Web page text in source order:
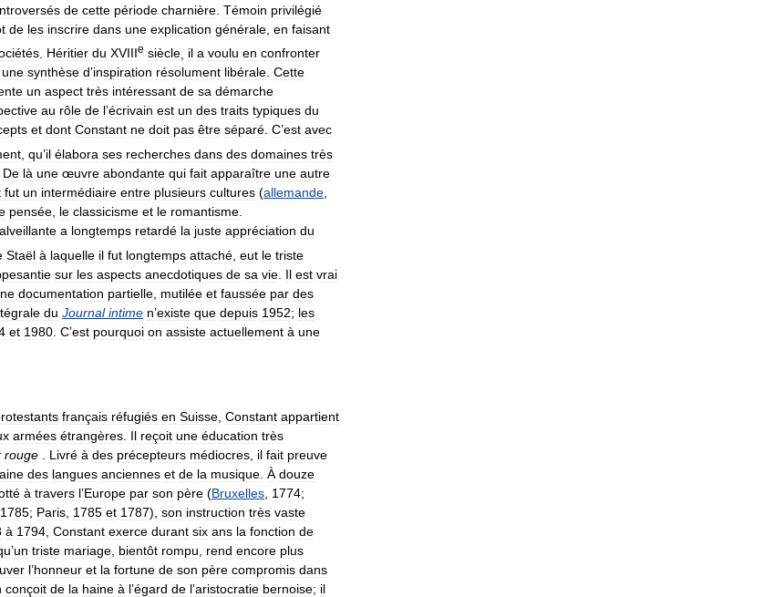
de cette période charnière Témoin privilégié
de les inscrire dans une explication générale en faisant
Héritier du XVIIIe siècle il a voulu en confronter
une synthèse d’inspiration résolument libérale. Cette
un aspect très intéressant de sa démarche
au rôle de l’écrivain est un des traits typiques du
et dont Constant ne doit pas être séparé. C’est avec
qu’il élabora ses recherches dans des domaines très
De là une œuvre abondante qui fait apparaître une autre
fut un intermédiaire entre plusieurs cultures (allemande
pensée le classicisme et le romantisme
a longtemps retardé la juste appréciation du
Staël à laquelle il fut longtemps attaché eut le triste
sur les aspects anecdotiques de sa vie Il est vrai
documentation partielle mutilée et faussée par des
du Journal intime n’existe que depuis 1952; les
et 1980 C’est pourquoi on assiste actuellement à une
français réfugiés en Suisse Constant appartient
armées étrangères Il reçoit une éducation très
rouge Livré à des précepteurs médiocres il fait preuve
des langues anciennes et de la musique À douze
à travers l’Europe par son père (Bruxelles 1774;
1785; Paris 1785 et 1787), son instruction très vaste
à 1794 Constant exerce durant six ans la fonction de
’un triste mariage bientôt rompu rend encore plus
l’honneur et la fortune de son père compromis dans
conçoit de la haine à l’égard de l’aristocratie bernoise; il